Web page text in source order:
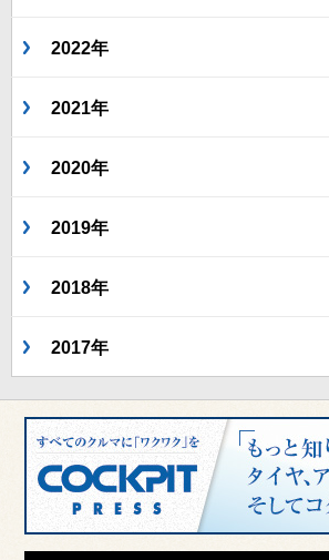
2022年
2021年
2020年
2019年
2018年
2017年